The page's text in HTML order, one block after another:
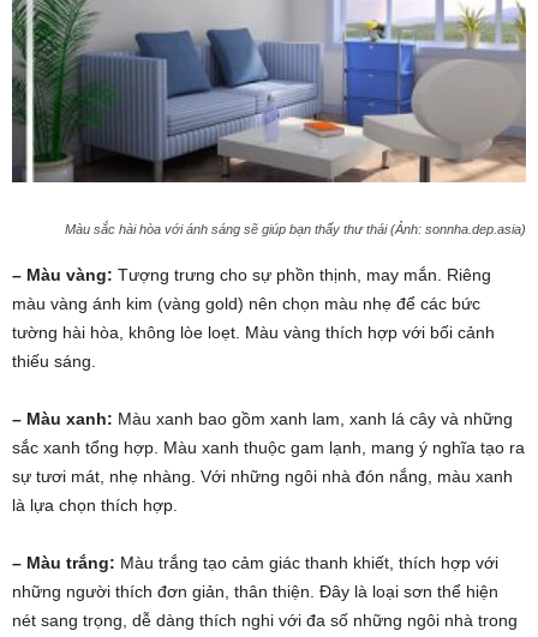
Màu sắc hài hòa với ánh sáng sẽ giúp bạn thấy thư thái (Ảnh: sonnha.dep.asia)
– Màu vàng: Tượng trưng cho sự phồn thịnh, may mắn. Riêng
màu vàng ánh kim (vàng gold) nên chọn màu nhẹ để các bức
tường hài hòa, không lòe loẹt. Màu vàng thích hợp với bối cảnh
thiếu sáng.
– Màu xanh: Màu xanh bao gồm xanh lam, xanh lá cây và những
sắc xanh tổng hợp. Màu xanh thuộc gam lạnh, mang ý nghĩa tạo ra
sự tươi mát, nhẹ nhàng. Với những ngôi nhà đón nắng, màu xanh
là lựa chọn thích hợp.
– Màu trắng: Màu trắng tạo cảm giác thanh khiết, thích hợp với
những người thích đơn giản, thân thiện. Đây là loại sơn thể hiện
nét sang trọng, dễ dàng thích nghi với đa số những ngôi nhà trong